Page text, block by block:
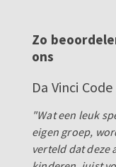
Zo
ons
Da Vinci
"Wat een leuk
eigen groep,
verteld dat deze